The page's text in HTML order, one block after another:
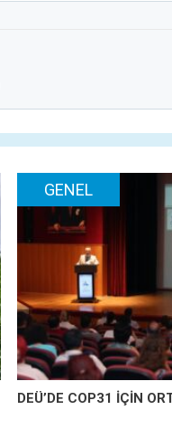
GENEL
DEÜ’DE COP31 İÇİN